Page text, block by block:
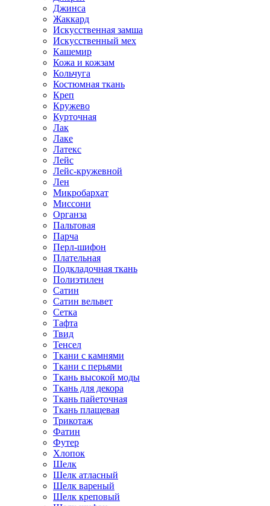
Джинса
Жаккард
Искусственная замша
Искусственный мех
Кашемир
Кожа и кожзам
Кольчуга
Костюмная ткань
Креп
Кружево
Курточная
Лак
Лаке
Латекс
Лейс
Лейс-кружевной
Лен
Микробархат
Миссони
Органза
Пальтовая
Парча
Перл-шифон
Плательная
Подкладочная ткань
Полиэтилен
Сатин
Сатин вельвет
Сетка
Тафта
Твид
Тенсел
Ткани с камнями
Ткани с перьями
Ткань высокой моды
Ткань для декора
Ткань пайеточная
Ткань плащевая
Трикотаж
Фатин
Футер
Хлопок
Шелк
Шелк атласный
Шелк вареный
Шелк креповый